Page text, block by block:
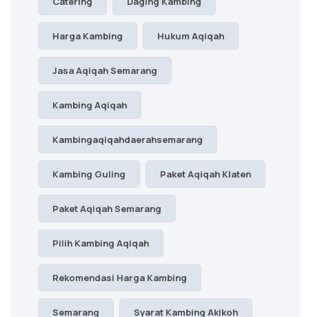
Harga Kambing Hukum Aqiqah
Jasa Aqiqah Semarang
Kambing Aqiqah
Kambingaqiqahdaerahsemarang
Kambing Guling Paket Aqiqah Klaten
Paket Aqiqah Semarang
Pilih Kambing Aqiqah
Rekomendasi Harga Kambing
Semarang Syarat Kambing Akikoh